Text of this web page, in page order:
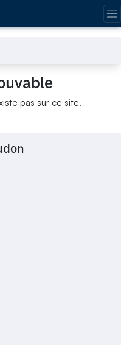
pas sur ce site.